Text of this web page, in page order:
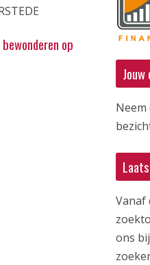
op
Vanaf
ons